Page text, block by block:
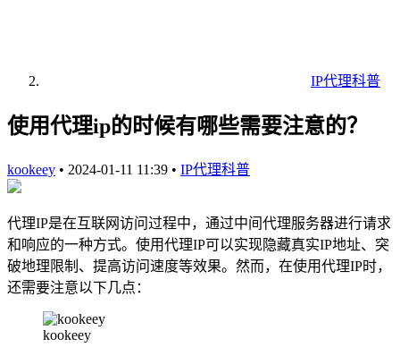
IP代理科普
使用代理ip的时候有哪些需要注意的？
kookeey • 2024-01-11 11:39 • IP代理科普
代理IP是在互联网访问过程中，通过中间代理服务器进行请求
和响应的一种方式。使用代理IP可以实现隐藏真实IP地址、突
破地理限制、提高访问速度等效果。然而，在使用代理IP时，
还需要注意以下几点：
kookeey